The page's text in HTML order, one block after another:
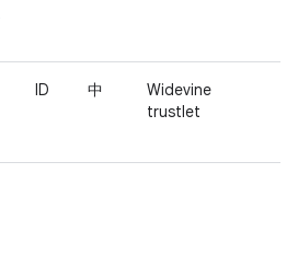
ID 中
Widevine
trustlet